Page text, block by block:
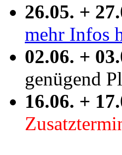
26.05. +
mehr Infos
02.06. +
genügend
16.06. +